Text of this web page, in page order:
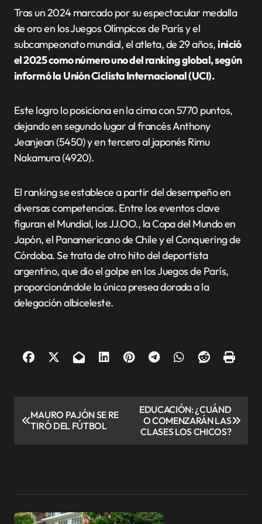
Tras un 2024 marcado por su espectacular medalla
de oro en los Juegos Olímpicos de París y el
subcampeonato mundial, el atleta, de 29 años, inició
el 2025 como número uno del ranking global, según
informó la Unión Ciclista Internacional (UCI).
Este logro lo posiciona en la cima con 5770 puntos,
dejando en segundo lugar al francés Anthony
Jeanjean (5450) y en tercero al japonés Rimu
Nakamura (4920).
El ranking se establece a partir del desempeño en
diversas competencias. Entre los eventos clave
figuran el Mundial, los JJ.OO., la Copa del Mundo en
Japón, el Panamericano de Chile y el Conquering de
Córdoba. Se trata de otro hito del deportista
argentino, que dio el golpe en los Juegos de París,
proporcionándole la única presea dorada a la
delegación albiceleste.
a
MAURO PAJÓN SE RE
TIRÓ DEL FÚTBOL
EDUCACIÓN: ¿CUÁND
O COMENZARÁN LAS
CLASES LOS CHICOS?